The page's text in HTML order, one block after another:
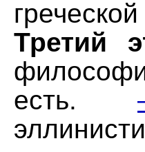
Третий
есть.